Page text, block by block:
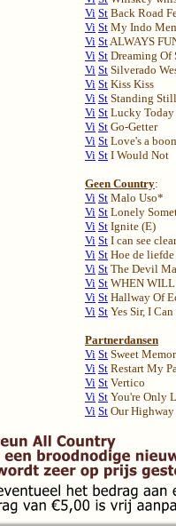
Vi St Back Road
Vi St My Indo
Vi StALWAYS
Vi St Dreaming Of
Vi St Silverado
Vi St Kiss Kiss
Vi St Standing Still
Vi St Lucky Today
Vi St Go-Getter
Vi St Love's a
Vi St I Would Not
Geen Country:
Vi St Malo Uso*
Vi St Lonely
Vi St Ignite (E)
Vi St I can see
Vi St Hoe de liefde
Vi St The Devil
Vi St WHEN
Vi St Hallway Of
Vi St Yes Sir, I
Partnerdansen
Vi St Sweet
Vi St Restart My
Vi St Vertico
Vi St You're Only
Vi St Our Highway